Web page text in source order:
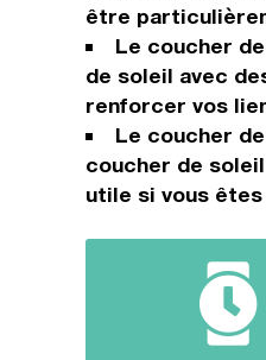
être
Le coucher
de soleil avec
renforcer vos
Le coucher
coucher de
utile si vous